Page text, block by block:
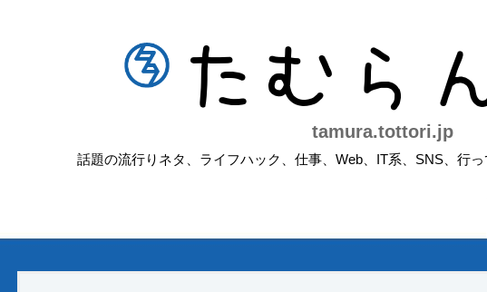
たむら
tamura.tottori.jp
話題の流行りネタ、ライフハック、仕事、Web、IT系、SNS、行